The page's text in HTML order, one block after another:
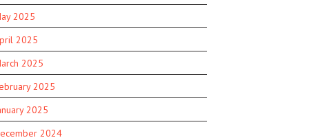
2025
2025
2025
2025
2025
2024